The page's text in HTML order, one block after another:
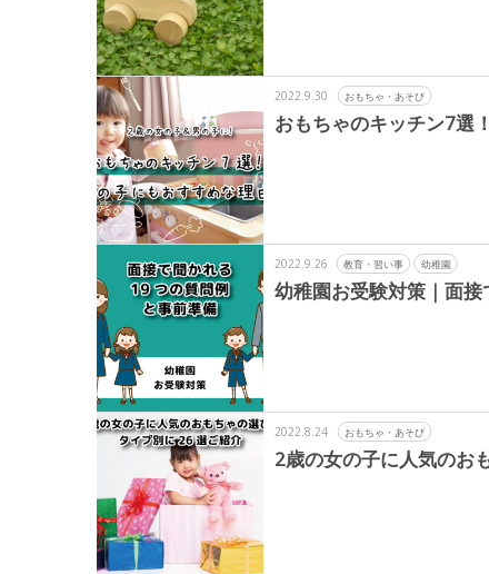
2022.9.30 おもちゃ・あそび
おもちゃのキッチン7選
2022.9.26 教育・習い事 幼稚園
幼稚園お受験対策｜面
2022.8.24 おもちゃ・あそび
2歳の女の子に人気のお